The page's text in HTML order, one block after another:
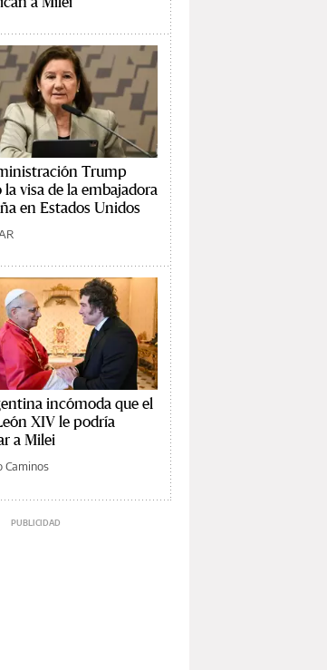
Trump
la visa de la embajadora
en Estados Unidos
incómoda que el
XIV le podría
a Milei
Caminos